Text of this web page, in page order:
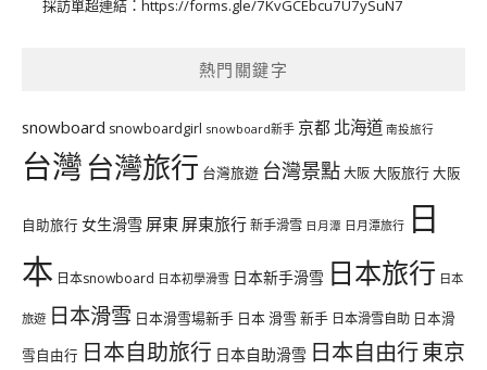
採訪單超連結： https://forms.gle/7KvGCEbcu7U7ySuN7
熱門關鍵字
snowboard snowboardgirl snowboard新手 京都 北海道 南投旅行
台灣台灣旅行 台灣旅遊 台灣景點大阪大阪旅行大阪
自助旅行 女生滑雪 屏東 屏東旅行新手滑雪 日月潭 日月潭旅行 日
本 日本snowboard 日本初學滑雪 日本新手滑雪 日本旅行 日本
旅遊 日本滑雪 日本滑雪場新手 日本 滑雪 新手 日本滑雪自助 日本滑
雪自由行 日本自助旅行 日本自助滑雪 日本自由行東京